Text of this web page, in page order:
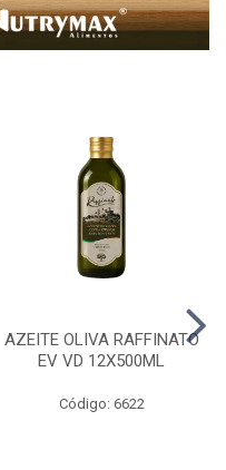
AZEITE OLIVA RAFFINATO
EV VD 12X500ML
Código: 6622